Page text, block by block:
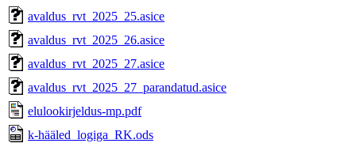
avaldus_rvt_2025_25.asice
avaldus_rvt_2025_26.asice
avaldus_rvt_2025_27.asice
avaldus_rvt_2025_27_parandatud.asice
elulookirjeldus-mp.pdf
k-hääled_logiga_RK.ods